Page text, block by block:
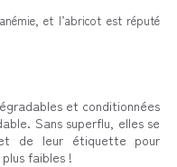
et l’abricot est réputé
et conditionnées
Sans superflu, elles se
de leur étiquette pour
faibles !